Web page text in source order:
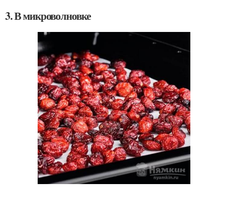
3. В микроволновке